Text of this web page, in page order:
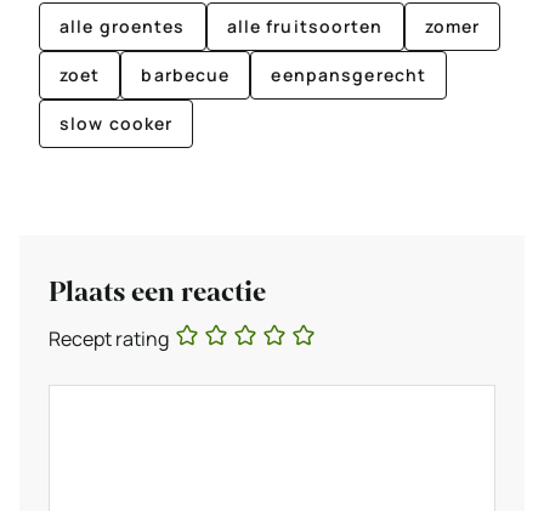
alle groentes alle fruitsoorten zomer
zoet barbecue eenpansgerecht
slow cooker
Plaats een reactie
Recept rating